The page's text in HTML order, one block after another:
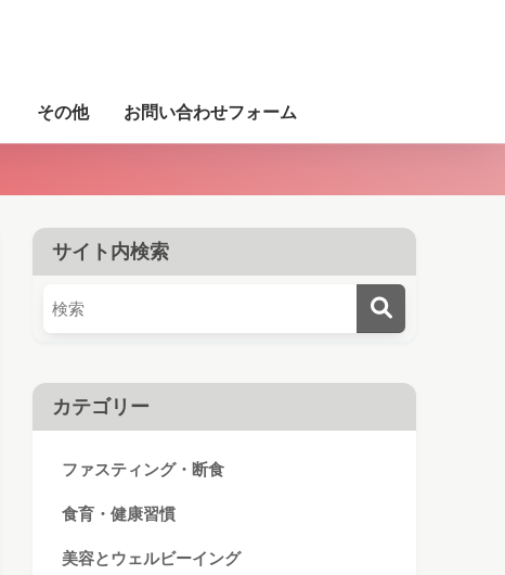
その他 お問い合わせフォーム
サイト内検索
カテゴリー
ファスティング・断食
食育・健康習慣
美容とウェルビーイング